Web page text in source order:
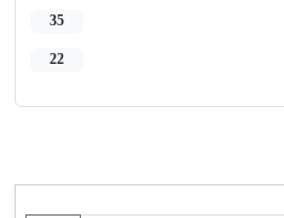
35
22